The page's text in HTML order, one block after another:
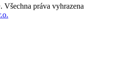
práva vyhrazena